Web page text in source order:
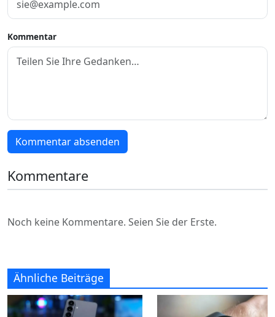
Kommentar
Kommentar absenden
Kommentare
Noch keine Kommentare. Seien Sie der Erste.
Ähnliche Beiträge